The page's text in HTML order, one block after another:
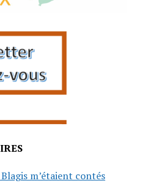
Blagis m’étaient contés